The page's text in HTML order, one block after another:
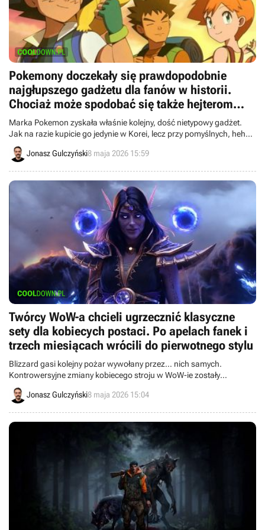
Pokemony doczekały się prawdopodobnie
najgłupszego gadżetu dla fanów w historii.
Chociaż może spodobać się także hejterom
marki
Marka Pokemon zyskała właśnie kolejny, dość nietypowy gadżet.
Jak na razie kupicie go jedynie w Korei, lecz przy pomyślnych, hehe,
wiatrach, śnieżnobiałe rolki dotrą także do Europy.
Jonasz Gulczyński8 maja 2026 15:59
Twórcy WoW-a chcieli ugrzecznić klasyczne
sety dla kobiecych postaci. Po apelach fanek i
trzech miesiącach wrócili do pierwotnego stylu
Blizzard gasi kolejny pożar wywołany przez… nich samych.
Kontrowersyjne zmiany kobiecego stroju w WoW-ie zostały
odwrócone do pierwotnej formy za sprawą damskiej części graczy.
Jonasz Gulczyński8 maja 2026 15:04